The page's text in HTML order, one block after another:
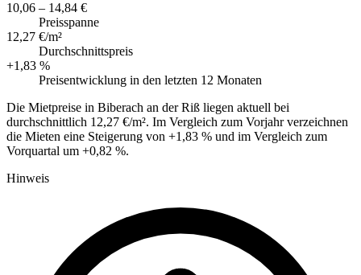
10,06 – 14,84 €
Preisspanne
12,27 €/m²
Durchschnittspreis
+1,83 %
Preisentwicklung in den letzten 12 Monaten
Die Mietpreise in Biberach an der Riß liegen aktuell bei
durchschnittlich 12,27 €/m². Im Vergleich zum Vorjahr verzeichnen
die Mieten eine Steigerung von +1,83 % und im Vergleich zum
Vorquartal um +0,82 %.
Hinweis